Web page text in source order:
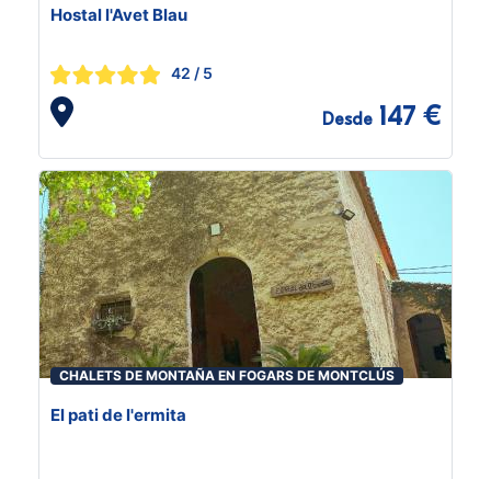
Hostal l'Avet Blau
42 / 5
Desde 147 €
CHALETS DE MONTAÑA EN FOGARS DE MONTCLÚS
El pati de l'ermita